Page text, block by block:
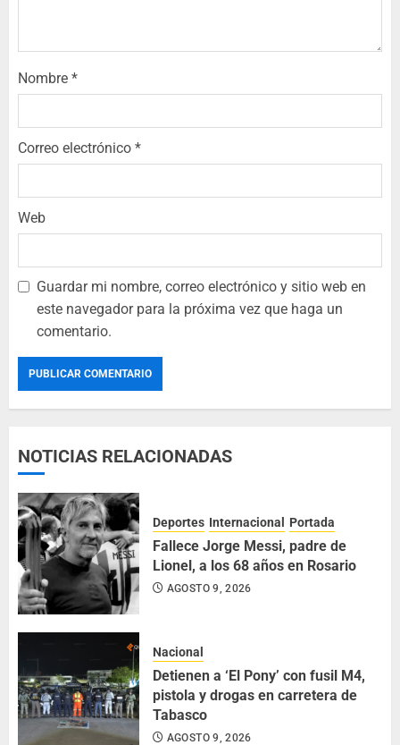
Nombre *
Correo electrónico *
Web
Guardar mi nombre, correo electrónico y sitio web en
este navegador para la próxima vez que haga un
comentario.
NOTICIAS RELACIONADAS
Deportes Internacional Portada
Fallece Jorge Messi, padre de
Lionel, a los 68 años en Rosario
AGOSTO 9, 2026
Nacional
Detienen a ‘El Pony’ con fusil M4,
pistola y drogas en carretera de
Tabasco
AGOSTO 9, 2026